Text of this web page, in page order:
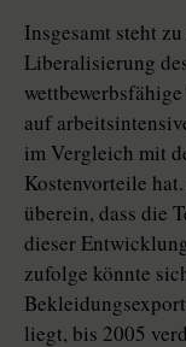
Insgesamt steht
Liberalisierung
auf
im Vergleich mit
Kostenvorteile
überein, dass die
dieser
zufolge könnte
liegt, bis 2005